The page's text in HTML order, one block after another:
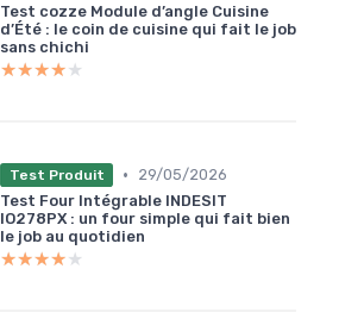
Test cozze Module d’angle Cuisine
d’Été : le coin de cuisine qui fait le job
sans chichi
★★★★★
★★★★★
Test Produit •
29/05/2026
Test Four Intégrable INDESIT
IO278PX : un four simple qui fait bien
le job au quotidien
★★★★★
★★★★★